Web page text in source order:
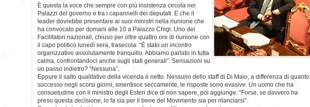
È questa la voce che sempre con più insistenza circola nei
Palazzi del governo e tra i capannelli dei deputati. E che il
leader dovrebbe presentare ai suoi ministri nella riunione che
ha convocato per domani alle 10 a Palazzo Chigi. Uno dei
Facilitatori nazionali, chiuso per oltre quattro ore di riunione con
il capo politico lunedì sera, trasecola: “È stato un incontro
organizzativo assolutamente tranquillo. Abbiamo parlato in tutta
calma, confrontandoci anche sugli stati generali”. Sensazioni su
un passo indietro? “Nessuna”.
Eppure il salto qualitativo della vicenda è netto. Nessuno dello staff di Di Maio, a differenza di quanto
successo negli scorsi giorni, smentisce seccamente, le risposte sono evasive. Un uomo che ha
consuetudine con il ministro degli Esteri dice di non sapere, poi aggiunge: “Forse, se davvero ha
preso questa decisione, lo fa sia per il bene del Movimento sia per rilanciarsi”.